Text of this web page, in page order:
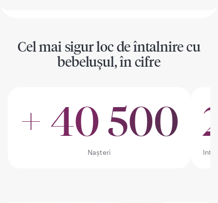
Cel mai sigur loc de întalnire cu
bebelușul, în cifre
+ 40 500
Nașteri